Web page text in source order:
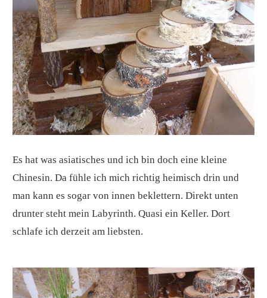
Es hat was asiatisches und ich bin doch eine kleine
Chinesin. Da fühle ich mich richtig heimisch drin und
man kann es sogar von innen beklettern. Direkt unten
drunter steht mein Labyrinth. Quasi ein Keller. Dort
schlafe ich derzeit am liebsten.